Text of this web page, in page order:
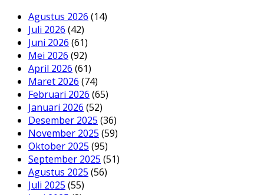
Agustus 2026 (14)
Juli 2026 (42)
Juni 2026 (61)
Mei 2026 (92)
April 2026 (61)
Maret 2026 (74)
Februari 2026 (65)
Januari 2026 (52)
Desember 2025 (36)
November 2025 (59)
Oktober 2025 (95)
September 2025 (51)
Agustus 2025 (56)
Juli 2025 (55)